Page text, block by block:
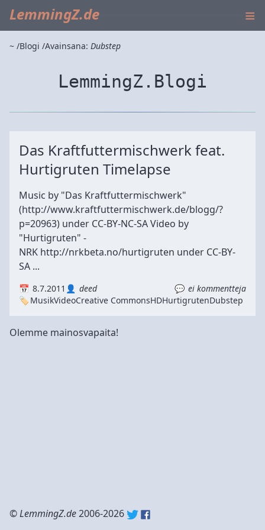
LemmingZ.de ≡
~ Blogi Avainsana: Dubstep
LemmingZ.Blogi
Das Kraftfuttermischwerk feat.
Hurtigruten Timelapse
Music by "Das Kraftfuttermischwerk"
(http://www.kraftfuttermischwerk.de/blogg/?
p=20963) under CC-BY-NC-SA Video by
"Hurtigruten" -
NRK http://nrkbeta.no/hurtigruten under CC-BY-
SA ...
8.7.2011 deed
ei kommentteja
MusikVideoCreative CommonsHDHurtigrutenDubstep
Olemme mainosvapaita!
©LemmingZ.de2006-2026